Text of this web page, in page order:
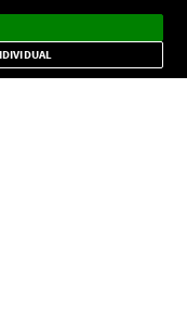
CONFIDENŢIALITATE
×